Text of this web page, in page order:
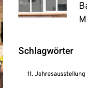
Schlagwörter
11. Jahresausstellung